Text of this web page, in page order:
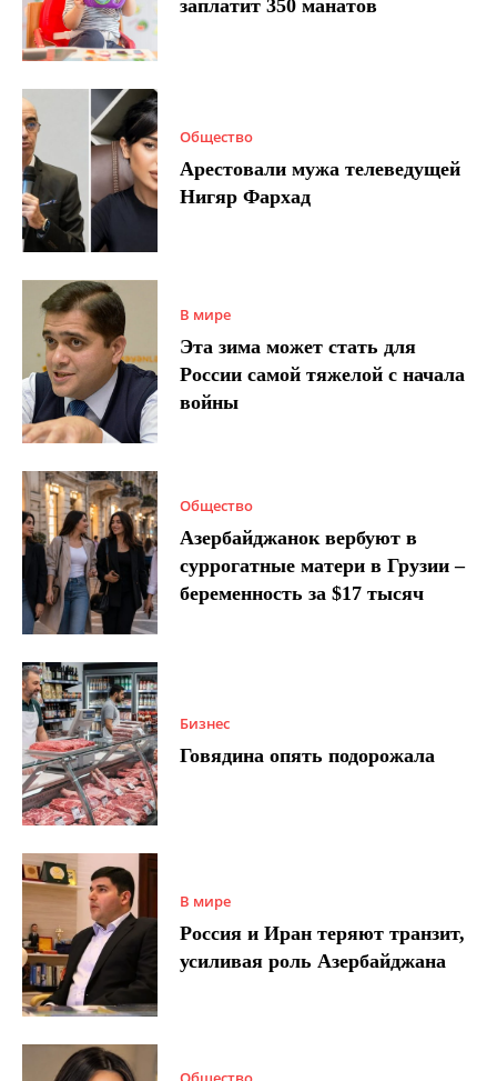
заплатит 350 манатов
Общество
Арестовали мужа телеведущей
Нигяр Фархад
В мире
Эта зима может стать для
России самой тяжелой с начала
войны
Общество
Азербайджанок вербуют в
суррогатные матери в Грузии –
беременность за $17 тысяч
Бизнес
Говядина опять подорожала
В мире
Россия и Иран теряют транзит,
усиливая роль Азербайджана